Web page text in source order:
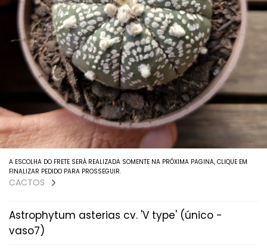
Anacampseros
Babies (vaso6)
Columeias
Cotyledons
Crassulas E Sinocrassulas
Euphorbias E Monadeniuns
Faucarias
Graptoverias, Graptopetaluns E Graptoseduns
A ESCOLHA DO FRETE SERÁ REALIZADA SOMENTE NA PRÓXIMA PAGINA, CLIQUE EM
FINALIZAR PEDIDO PARA PROSSEGUIR.
CACTOS
Astrophytum asterias cv. 'V type' (único -
vaso7)